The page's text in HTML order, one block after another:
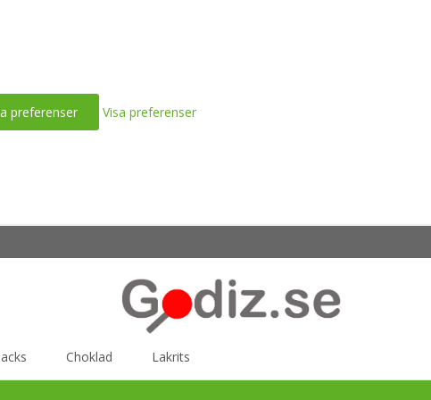
preferenser Visa preferenser
Choklad Lakrits